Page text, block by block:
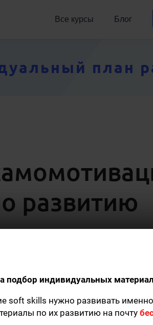
Все курсы Блог
план
развитию
подбор индивидуальных
soft skills нужно развивать
по их развитию на почту